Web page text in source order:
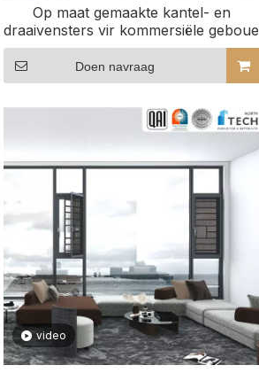
Op maat gemaakte kantel- en
draaivensters vir kommersiële geboue
Doen navraag
video